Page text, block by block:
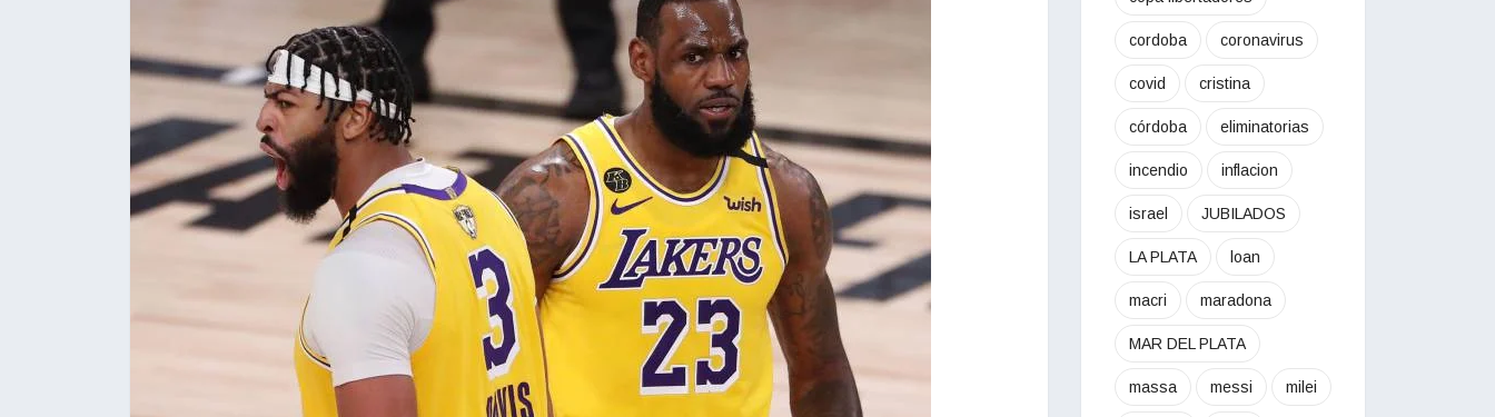
cordoba coronavirus
covid cristina
córdoba eliminatorias
incendio inflacion
israel JUBILADOS
LA PLATA loan
macri maradona
MAR DEL PLATA
massa messi milei